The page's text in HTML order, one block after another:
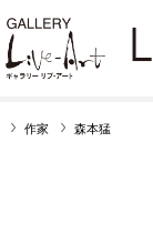
リブ・
作家 森本猛